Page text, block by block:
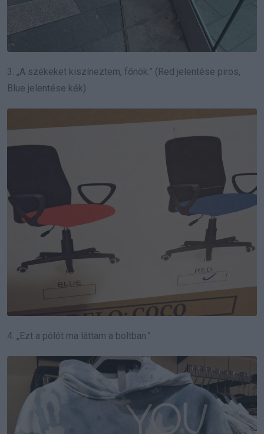
3. „A székeket kiszíneztem, főnök.” (Red jelentése piros,
Blue jelentése kék)
4. „Ezt a pólót ma láttam a boltban.”